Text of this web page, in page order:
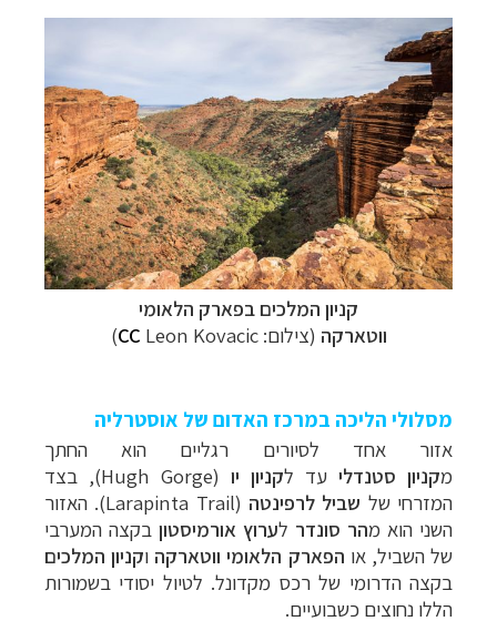
קניון המלכים בפארק הלאומי
ווטארקה (צילום: CC Leon Kovacic
)
מסלולי הליכה במרכז האדום של אוסטרליה
אזור אחד לסיורים רגליים הוא החתך
מקניון סטנדלי עד לקניון יו (Hugh Gorge),
בצד
המזרחי של שביל לרפינטה
(Larapinta Trail). האזור
השני הוא מהר סונדר לערוץ אורמיסטון בקצה המערבי
של השביל, או הפארק הלאומי ווטארקה וקניון המלכים
בקצה הדרומי של רכס מקדונל. לטיול יסודי בשמורות
הללו נחוצים כשבועיים.